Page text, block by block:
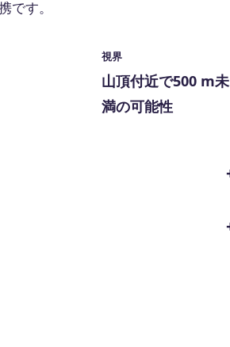
す。
視界
山頂付近で500 m未
満の可能性